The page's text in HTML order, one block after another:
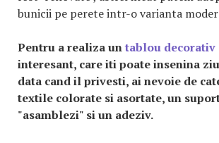
bunicii pe perete intr-o varianta
Pentru a realiza untablou decorativ
interesant, care iti poate insenina
data cand il privesti, ai nevoie de
textile colorate si asortate, un
"asamblezi" si un adeziv.